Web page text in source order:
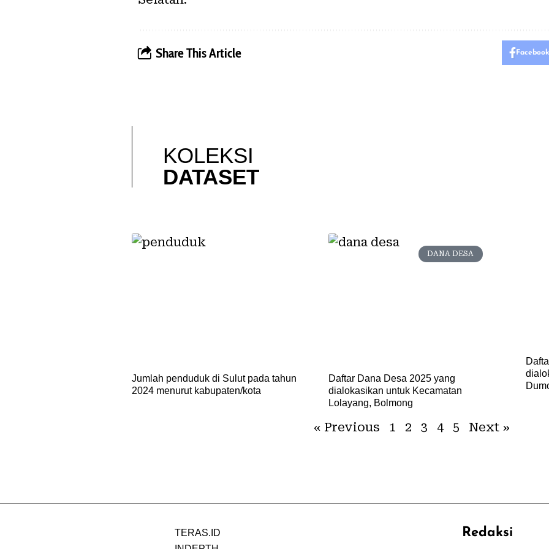
Share This Article Facebook
KOLEKSI
DATASET
Jumlah penduduk di Sulut pada tahun
2024 menurut kabupaten/kota
DANA DESA
Daftar Dana Desa 2025 yang
dialokasikan untuk Kecamatan
Lolayang, Bolmong
« Previous 1 2 3 4 5 Next »
TERAS.ID
Redaksi